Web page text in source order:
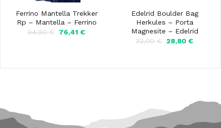
Ferrino Mantella Trekker
Rp – Mantella – Ferrino
84,90€
Il
76,41€Il
Edelrid Boulder Bag
Herkules – Porta
Magnesite – Edelrid
32,00€
Il
32,00 €.
28,80€Il
28,80